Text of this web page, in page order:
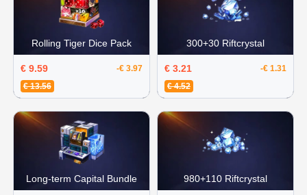
Rolling Tiger Dice Pack
€ 9.59
-€ 3.97
€ 13.56
300+30 Riftcrystal
€ 3.21
-€ 1.31
€ 4.52
Long-term Capital Bundle 980+110 Riftcrystal